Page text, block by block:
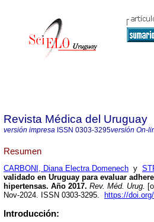
Revista Médica del Uruguay
versión impresa ISSN 0303-3295versión On-
Resumen
CARBONI, Diana Electra Domenech y
validado en Uruguay para evaluar
hipertensas. Año 2017. Rev. Méd. Urug.
Nov-2024. ISSN 0303-3295.
https://
Introducción: